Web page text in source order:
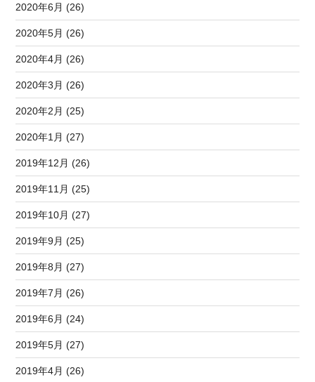
2020年6月 (26)
2020年5月 (26)
2020年4月 (26)
2020年3月 (26)
2020年2月 (25)
2020年1月 (27)
2019年12月 (26)
2019年11月 (25)
2019年10月 (27)
2019年9月 (25)
2019年8月 (27)
2019年7月 (26)
2019年6月 (24)
2019年5月 (27)
2019年4月 (26)